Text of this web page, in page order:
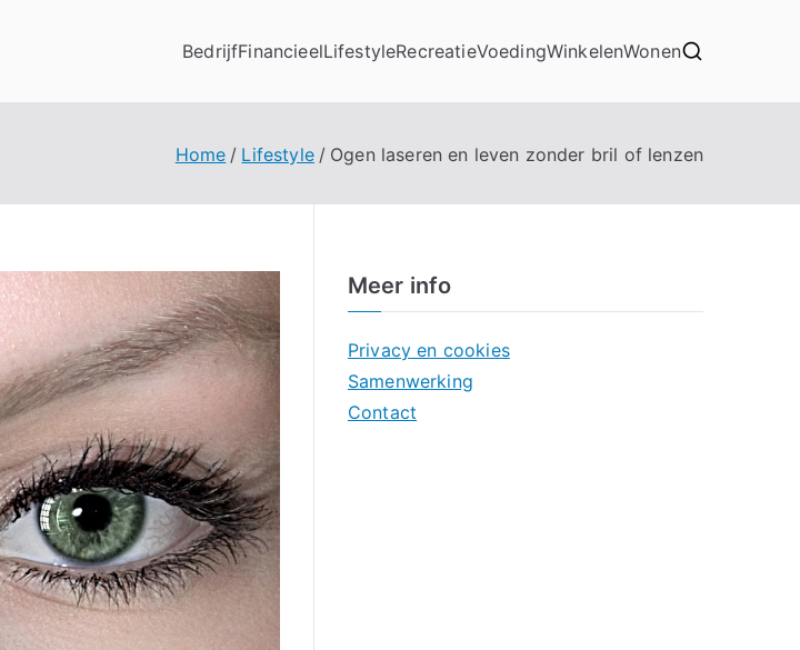
BedrijfFinancieelLifestyleRecreatieVoedingWinkelenWonen
Home Lifestyle Ogen laseren en leven zonder bril of lenzen
Meer info
Privacy en cookies
Samenwerking
Contact